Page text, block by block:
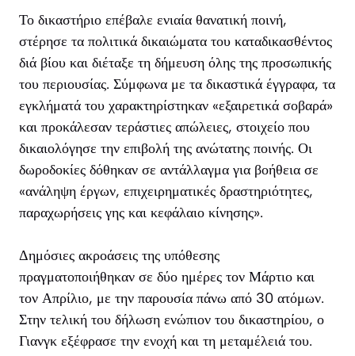
Το δικαστήριο επέβαλε ενιαία θανατική ποινή,
στέρησε τα πολιτικά δικαιώματα του καταδικασθέντος
διά βίου και διέταξε τη δήμευση όλης της προσωπικής
του περιουσίας. Σύμφωνα με τα δικαστικά έγγραφα, τα
εγκλήματά του χαρακτηρίστηκαν «εξαιρετικά σοβαρά»
και προκάλεσαν τεράστιες απώλειες, στοιχείο που
δικαιολόγησε την επιβολή της ανώτατης ποινής. Οι
δωροδοκίες δόθηκαν σε αντάλλαγμα για βοήθεια σε
«ανάληψη έργων, επιχειρηματικές δραστηριότητες,
παραχωρήσεις γης και κεφάλαιο κίνησης».
Δημόσιες ακροάσεις της υπόθεσης
πραγματοποιήθηκαν σε δύο ημέρες τον Μάρτιο και
τον Απρίλιο, με την παρουσία πάνω από 30 ατόμων.
Στην τελική του δήλωση ενώπιον του δικαστηρίου, ο
Γιανγκ εξέφρασε την ενοχή και τη μεταμέλειά του.